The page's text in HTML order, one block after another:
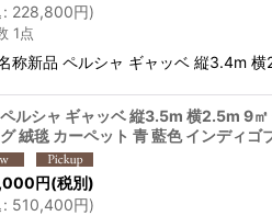
: 228,800円)
1点
称新品 ペルシャ ギャッベ 縦3.4m
ルシャ ギャッベ 縦3.5m 横2.5m 9
グ 絨毯 カーペット 青 藍色 インディ
円(税別)
: 510,400円)